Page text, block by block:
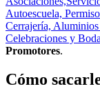
Autoescuela,
Cerrajería,
Celebraciones y
Promotores.
Cómo